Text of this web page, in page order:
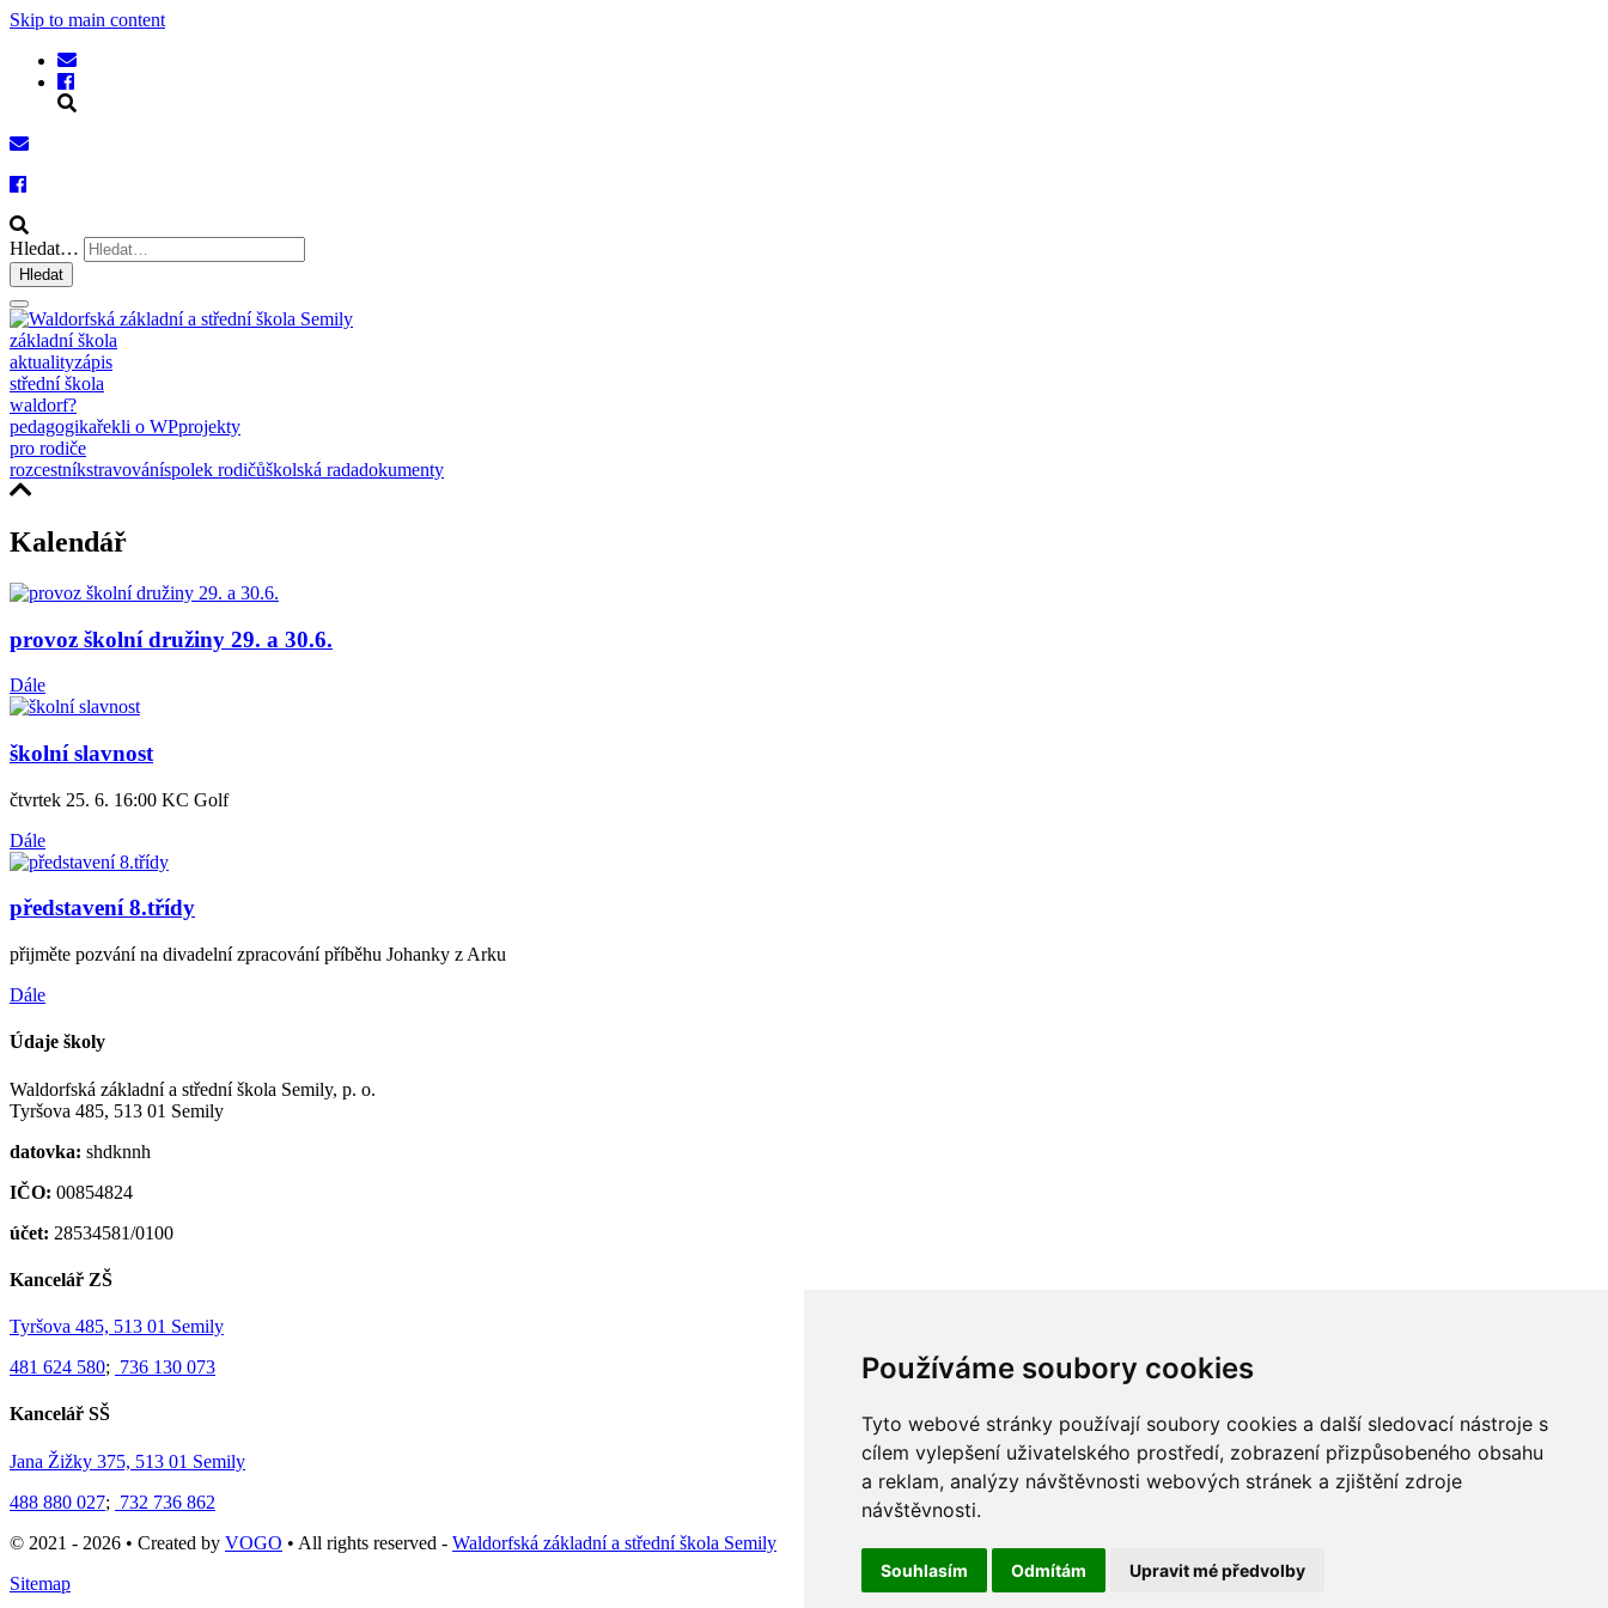
Používáme soubory cookies
Tyto webové stránky používají soubory cookies a další sledovací nástroje s
cílem vylepšení uživatelského prostředí, zobrazení přizpůsobeného obsahu
a reklam, analýzy návštěvnosti webových stránek a zjištění zdroje
návštěvnosti.
Souhlasím Odmítám Upravit mé předvolby
Skip to main content
Hledat…
Hledat
základní škola
aktualityzápis
střední škola
waldorf?
pedagogikařekli o WPprojekty
pro rodiče
rozcestníkstravováníspolek rodičůškolská radadokumenty
Kalendář
provoz školní družiny 29. a 30.6.
Dále
školní slavnost
čtvrtek 25. 6. 16:00 KC Golf
Dále
představení 8.třídy
přijměte pozvání na divadelní zpracování příběhu Johanky z Arku
Dále
Údaje školy
Waldorfská základní a střední škola Semily, p. o.
Tyršova 485, 513 01 Semily
datovka: shdknnh
IČO: 00854824
účet: 28534581/0100
Kancelář ZŠ
Tyršova 485, 513 01 Semily
481 624 580; 736 130 073
Kancelář SŠ
Jana Žižky 375, 513 01 Semily
488 880 027; 732 736 862
© 2021 - 2026 • Created by VOGO • All rights reserved - Waldorfská základní a střední škola Semily
Sitemap